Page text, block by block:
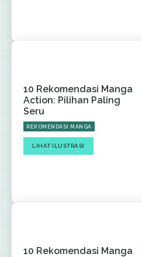
10 Rekomendasi Manga
Action: Pilihan Paling
Seru
REKOMENDASI MANGA
LIHAT ILUSTRASI
10 Rekomendasi Manga